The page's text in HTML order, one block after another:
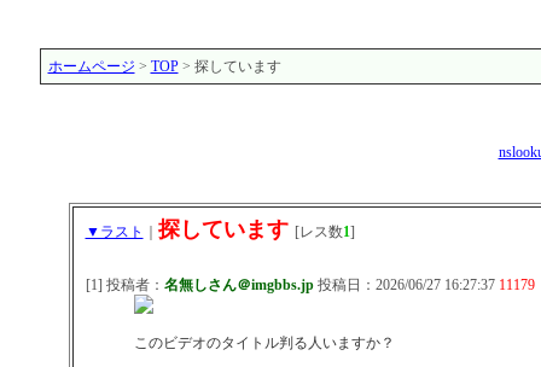
ホームページ > TOP> 探しています
▼ラスト 探しています [レス数1]
[1] 投稿者： 名無しさん＠imgbbs.jp投稿日：2026/06/27 16:27:37 11179
このビデオのタイトル判る人いますか？